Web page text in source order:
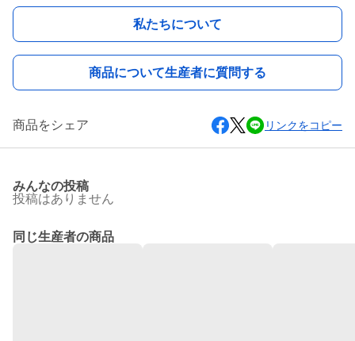
私たちについて
商品について生産者に質問する
商品をシェア リンクをコピー
みんなの投稿
投稿はありません
同じ生産者の商品